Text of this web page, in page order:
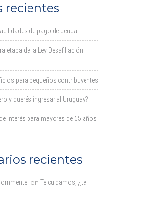
recientes
de pago de deuda
etapa de la Ley Desafiliación
para pequeños contribuyentes
y querés ingresar al Uruguay?
interés para mayores de 65 años
recientes
en Te cuidamos, ¿te